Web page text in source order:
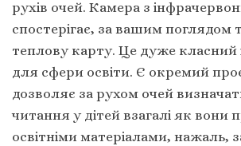
рухів очей. Камера з
спостерігає, за вашим поглядом
теплову карту. Це дуже класний
для сфери освіти. Є окремий
дозволяє за рухом очей
читання у дітей взагалі як вони
освітніми матеріалами, нажаль,